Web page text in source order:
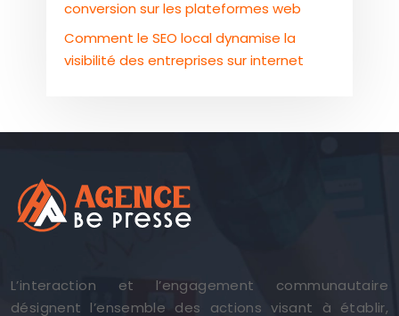
conversion sur les plateformes web
Comment le SEO local dynamise la
visibilité des entreprises sur internet
L’interaction et l’engagement communautaire
désignent l’ensemble des actions visant à établir,